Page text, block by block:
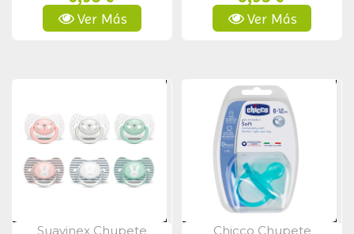
Ver Más Ver Más
Suavinex Chupete Chicco Chupete